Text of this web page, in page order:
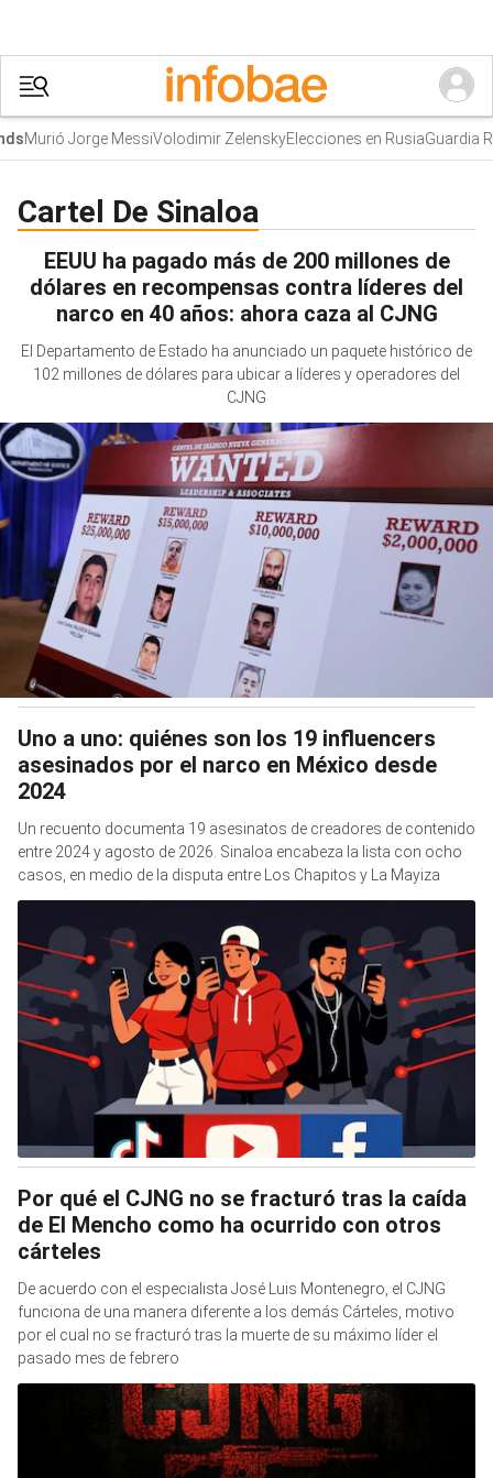
Murió Jorge MessiVolodimir ZelenskyElecciones en RusiaGuardia
Cartel De Sinaloa
EEUU ha pagado más de 200 millones de
dólares en recompensas contra líderes del
narco en 40 años: ahora caza al CJNG
El Departamento de Estado ha anunciado un paquete histórico de
102 millones de dólares para ubicar a líderes y operadores del
CJNG
Uno a uno: quiénes son los 19 influencers
asesinados por el narco en México desde
2024
Un recuento documenta 19 asesinatos de creadores de contenido
entre 2024 y agosto de 2026. Sinaloa encabeza la lista con ocho
casos, en medio de la disputa entre Los Chapitos y La Mayiza
Por qué el CJNG no se fracturó tras la caída
de El Mencho como ha ocurrido con otros
cárteles
De acuerdo con el especialista José Luis Montenegro, el CJNG
funciona de una manera diferente a los demás Cárteles, motivo
por el cual no se fracturó tras la muerte de su máximo líder el
pasado mes de febrero